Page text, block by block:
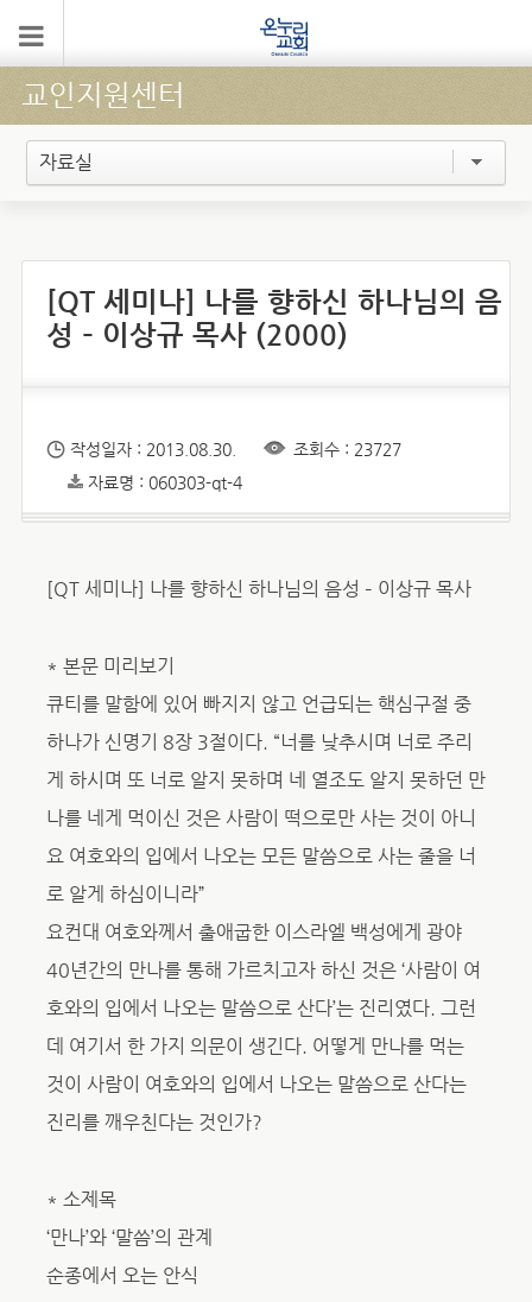
교인지원센터
자료실
[QT 세미나] 나를 향하신 하나님의 음
성 – 이상규 목사 (2000)
작성일자 : 2013.08.30.
조회수 : 23727
자료명 : 060303-qt-4
[QT 세미나] 나를 향하신 하나님의 음성 – 이상규 목사
* 본문 미리보기
큐티를 말함에 있어 빠지지 않고 언급되는 핵심구절 중
하나가 신명기 8장 3절이다. “너를 낮추시며 너로 주리
게 하시며 또 너로 알지 못하며 네 열조도 알지 못하던 만
나를 네게 먹이신 것은 사람이 떡으로만 사는 것이 아니
요 여호와의 입에서 나오는 모든 말씀으로 사는 줄을 너
로 알게 하심이니라”
요컨대 여호와께서 출애굽한 이스라엘 백성에게 광야
40년간의 만나를 통해 가르치고자 하신 것은 ‘사람이 여
호와의 입에서 나오는 말씀으로 산다’는 진리였다. 그런
데 여기서 한 가지 의문이 생긴다. 어떻게 만나를 먹는
것이 사람이 여호와의 입에서 나오는 말씀으로 산다는
진리를 깨우친다는 것인가?
* 소제목
‘만나’와 ‘말씀’의 관계
순종에서 오는 안식